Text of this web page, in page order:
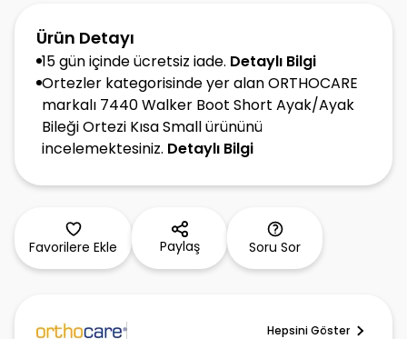
Ürün Detayı
15 gün içinde ücretsiz iade. Detaylı Bilgi
Ortezler kategorisinde yer alan ORTHOCARE
markalı 7440 Walker Boot Short Ayak/Ayak
Bileği Ortezi Kısa Small ürününü
incelemektesiniz. Detaylı Bilgi
Favorilere Ekle Paylaş Soru Sor
Hepsini Göster